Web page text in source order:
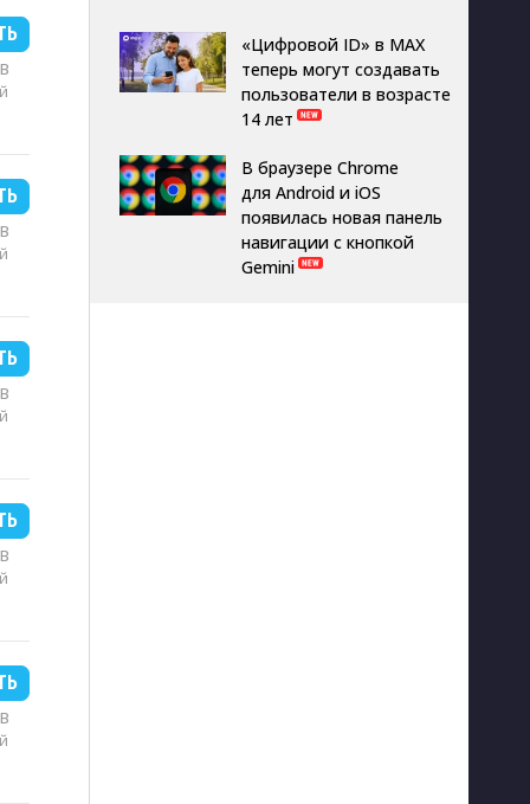
«Цифровой ID» в MAX
теперь могут создавать
пользователи в возрасте
14 лет
В браузере Chrome
для Android и iOS
появилась новая панель
навигации с кнопкой
Gemini